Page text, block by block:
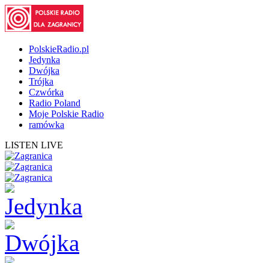
PolskieRadio.pl
Jedynka
Dwójka
Trójka
Czwórka
Radio Poland
Moje Polskie Radio
ramówka
LISTEN LIVE